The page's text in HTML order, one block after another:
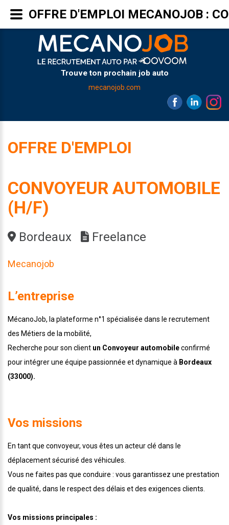
Trouve ton prochain job auto
mecanojob.com
OFFRE D'EMPLOI
CONVOYEUR AUTOMOBILE
(H/F)
Bordeaux Freelance
Mecanojob
L’entreprise
MécanoJob, la plateforme n°1 spécialisée dans le recrutement
des Métiers de la mobilité,
Recherche pour son client un Convoyeur automobileconfirmé
pour intégrer une équipe passionnée et dynamique à Bordeaux
(33000).
Vos missions
En tant que convoyeur, vous êtes un acteur clé dans le
déplacement sécurisé des véhicules.
Vous ne faites pas que conduire : vous garantissez une prestation
de qualité, dans le respect des délais et des exigences clients.
Vos missions principales :
OFFRE D'EMPLOI MECANOJOB :